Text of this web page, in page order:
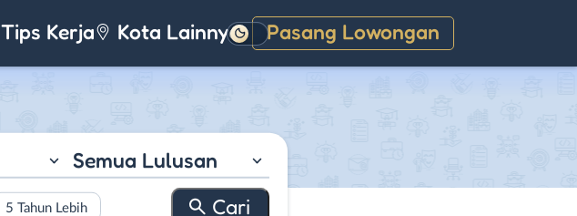
Tips Kerja Kota Lainnya Pasang Lowongan
Gelap
Semua Lulusan
5 Tahun Lebih